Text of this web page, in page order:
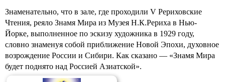
Знаменательно, что в зале, где проходили V Рериховские
Чтения, реяло Знамя Мира из Музея Н.К.Рериха в Нью-
Йорке, выполненное по эскизу художника в 1929 году,
словно знаменуя собой приближение Новой Эпохи, духовное
возрождение России и Сибири. Как сказано — «Знамя Мира
будет поднято над Россией Азиатской».